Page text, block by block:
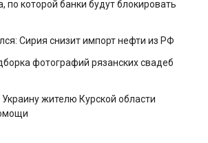
по которой банки будут блокировать
Сирия снизит импорт нефти из РФ
фотографий рязанских свадеб
жителю Курской области